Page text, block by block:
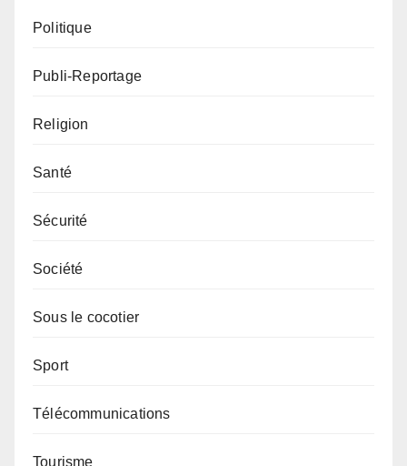
Politique
Publi-Reportage
Religion
Santé
Sécurité
Société
Sous le cocotier
Sport
Télécommunications
Tourisme